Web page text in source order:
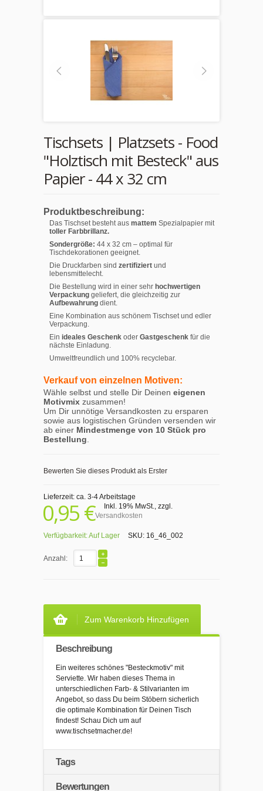
Tischsets | Platzsets - Food
"Holztisch mit Besteck" aus
Papier - 44 x 32 cm
Produktbeschreibung:
Das Tischset besteht aus mattem Spezialpapier mit
toller Farbbrillanz.
Sondergröße: 44 x 32 cm – optimal für
Tischdekorationen geeignet.
Die Druckfarben sind zertifiziert und
lebensmittelecht.
Die Bestellung wird in einer sehr hochwertigen
Verpackung geliefert, die gleichzeitig zur
Aufbewahrung dient.
Eine Kombination aus schönem Tischset und edler
Verpackung.
Ein ideales Geschenk oder Gastgeschenk für die
nächste Einladung.
Umweltfreundlich und 100% recyclebar.
Verkauf von einzelnen Motiven:
Wähle selbst und stelle Dir Deinen eigenen
Motivmix zusammen!
Um Dir unnötige Versandkosten zu ersparen
sowie aus logistischen Gründen versenden wir
ab einer Mindestmenge von 10 Stück pro
Bestellung.
Bewerten Sie dieses Produkt als Erster
Lieferzeit: ca. 3-4 Arbeitstage
0,95 € Inkl. 19% MwSt., zzgl.
Versandkosten
Verfügbarkeit:Auf Lager SKU: 16_46_002
Anzahl:
Zum Warenkorb Hinzufügen
Beschreibung
Ein weiteres schönes "Besteckmotiv" mit
Serviette. Wir haben dieses Thema in
unterschiedlichen Farb- & Stilvarianten im
Angebot, so dass Du beim Stöbern sicherlich
die optimale Kombination für Deinen Tisch
findest! Schau Dich um auf
www.tischsetmacher.de!
Tags
Bewertungen